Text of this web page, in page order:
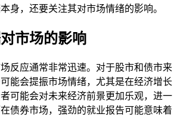
身，还要关注其对市场情绪的影响。
市场的影响
反应通常非常迅速。对于股市和债市来
能会提振市场情绪，尤其是在经济增长
可能会对未来经济前景更加乐观，进一
债券市场，强劲的就业报告可能意味着